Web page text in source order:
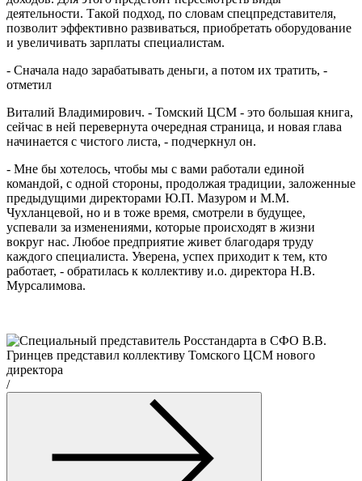
деятельности. Такой подход, по словам спецпредставителя,
позволит эффективно развиваться, приобретать оборудование
и увеличивать зарплаты специалистам.
- Сначала надо зарабатывать деньги, а потом их тратить, -
отметил
Виталий Владимирович. - Томский ЦСМ - это большая книга,
сейчас в ней перевернута очередная страница, и новая глава
начинается с чистого листа, - подчеркнул он.
- Мне бы хотелось, чтобы мы с вами работали единой
командой, с одной стороны, продолжая традиции, заложенные
предыдущими директорами Ю.П. Мазуром и М.М.
Чухланцевой, но и в тоже время, смотрели в будущее,
успевали за изменениями, которые происходят в жизни
вокруг нас. Любое предприятие живет благодаря труду
каждого специалиста. Уверена, успех приходит к тем, кто
работает, - обратилась к коллективу и.о. директора Н.В.
Мурсалимова.
/